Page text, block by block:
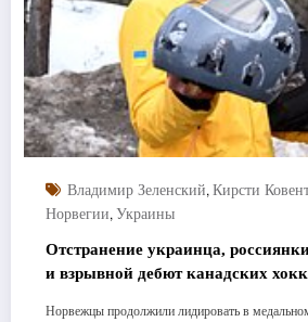
Владимир Зеленский, Кирсти
Норвегии, Украины
Отстранение украинца,
и взрывной дебют канадских
Норвежцы продолжили лидировать в